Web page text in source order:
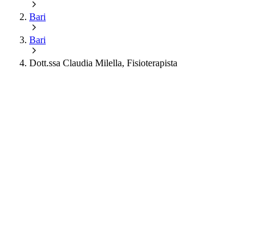
Bari
Bari
Dott.ssa Claudia Milella, Fisioterapista